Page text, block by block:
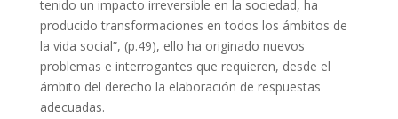
tenido un impacto irreversible en la sociedad, ha
producido transformaciones en todos los ámbitos de
la vida social”, (p.49), ello ha originado nuevos
problemas e interrogantes que requieren, desde el
ámbito del derecho la elaboración de respuestas
adecuadas.